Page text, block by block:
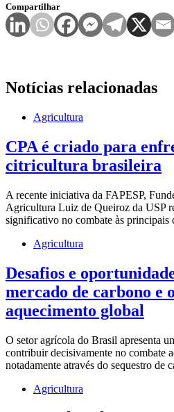
Compartilhar
Notícias relacionadas
Agricultura
CPA é criado para
citricultura brasileira
A recente iniciativa da FAPESP,
Agricultura Luiz de Queiroz da USP
significativo no combate às
Agricultura
Desafios e
mercado de carbono e
aquecimento global
O setor agrícola do Brasil apresenta
contribuir decisivamente no combate
notadamente através do sequestro
Agricultura